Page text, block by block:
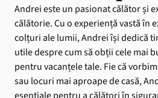
Andrei este un pasionat călător și
călătorie. Cu o experiență vastă în
colțuri ale lumii, Andrei își dedică
utile despre cum să obții cele mai
pentru vacanțele tale. Fie că
sau locuri mai aproape de casă,
esențiale pentru a călători în